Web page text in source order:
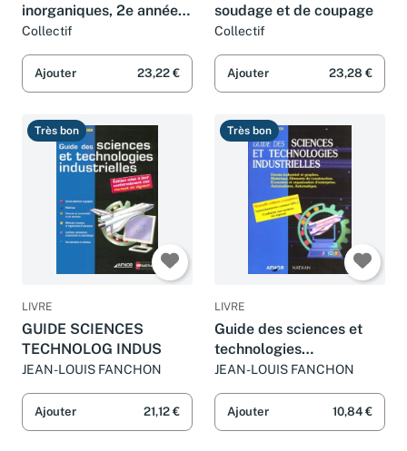
inorganiques, 2e année
PC - PC*
Collectif
Ajouter 23,22 €
soudage et de coupage
Collectif
Ajouter 23,28 €
Très bon
LIVRE
GUIDE SCIENCES
TECHNOLOG INDUS
JEAN-LOUIS FANCHON
Ajouter 21,12 €
Très bon
LIVRE
Guide des sciences et
technologies
industrielles.
JEAN-LOUIS FANCHON
Ajouter 10,84 €